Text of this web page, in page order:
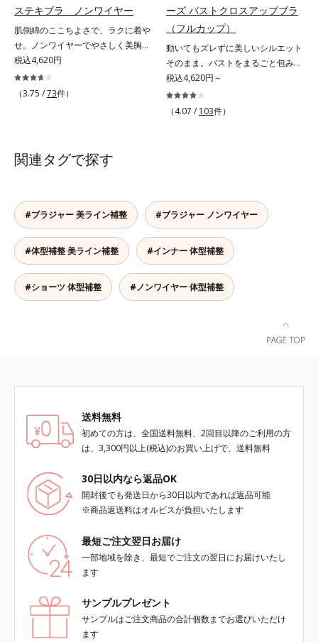
ステキブラ ノンワイヤー
肌側綿のここちよさで、ラクに着や
せ。ノンワイヤーでやさしく美胸
に！。締めつけないで、着やせする
「これが補整下着なの？」と驚くほ
どのやさしさで、美しいラインへ。
触り。広い面で体の凹凸をなめらか
ラインへノンワイヤーでやさしく美
胸をメイクするブラです。幅広のス
トラップで肩への負担がなく、一日
中ラクラク。立体パターンと面で持
ち上げる設計で、美しいバストライ
ンに整えます。脇も背中もすっきり
補整脇からバック部は幅広設計で、
税込4,620円
（3.75 /73件）
ーズ バストクロスアップブラ
（フルカップ）
動いてもズレずに美しいシルエット
そのまま。バストをまるごと包みこ
み、上向きバストへ。体にフィット
して、ラクな着用感のノンワイヤー
タイプ。カップ下部分に、パワーネ
バストをしっかりホールド。脇がす
っきりしたメリハリのある上向きバ
ストをつくるから、上半身を一回り
ほっそり見せてくれます。※価格は
サイズによって異なります。
税込4,620円～
（4.07 / 103件）
関連タグで探す
#ブラジャー 美ライン補整 #ブラジャー ノンワイヤー
#体型補整 美ライン補整 #インナー 体型補整
#ショーツ 体型補整 #ノンワイヤー 体型補整
送料無料
初めての方は、全国送料無料、2回目以降のご利用の方
は、3,300円以上(税込)のお買い上げで、送料無料
30日以内なら返品OK
開封後でも発送日から30日以内であれば返品可能
※商品返送料はオルビスが負担いたします
最短ご注文翌日お届け
一部地域を除き、最短でご注文の翌日にお届けいたし
ます
サンプルプレゼント
サンプルはご注文商品の合計個数までお選びいただけ
ます